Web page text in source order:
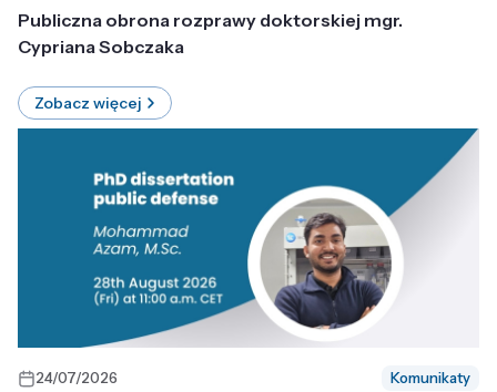
Publiczna obrona rozprawy doktorskiej mgr.
Cypriana Sobczaka
Zobacz więcej
24/07/2026 Komunikaty